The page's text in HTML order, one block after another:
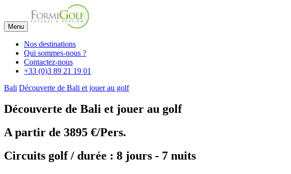
Menu
Nos destinations
Qui sommes-nous ?
Contactez-nous
+33 (0)3 89 21 19 01
Bali Découverte de Bali et jouer au golf
Découverte de Bali et jouer au golf
A partir de 3895 €/Pers.
Circuits golf / durée : 8 jours - 7 nuits